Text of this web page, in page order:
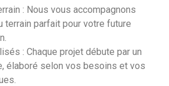
: Nous vous accompagnons
terrain parfait pour votre future
: Chaque projet débute par un
élaboré selon vos besoins et vos